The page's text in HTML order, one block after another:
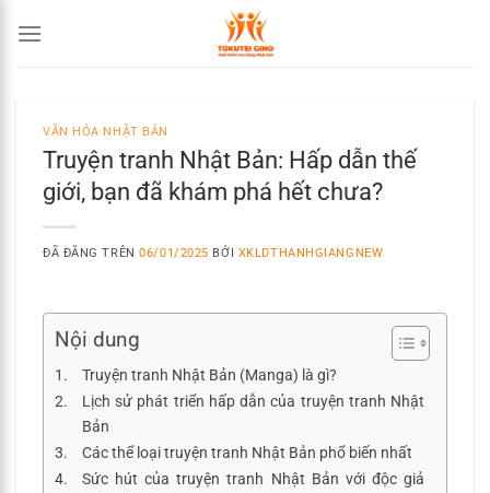
đến
VĂN HÓA NHẬT BẢN
Truyện tranh Nhật Bản: Hấp dẫn thế
giới, bạn đã khám phá hết chưa?
ĐÃ ĐĂNG TRÊN06/01/2025 BỞI XKLDTHANHGIANGNEW
Nội dung
Truyện tranh Nhật Bản (Manga) là gì?
Lịch sử phát triển hấp dẫn của truyện tranh Nhật
Bản
Các thể loại truyện tranh Nhật Bản phổ biến nhất
Sức hút của truyện tranh Nhật Bản với độc giả